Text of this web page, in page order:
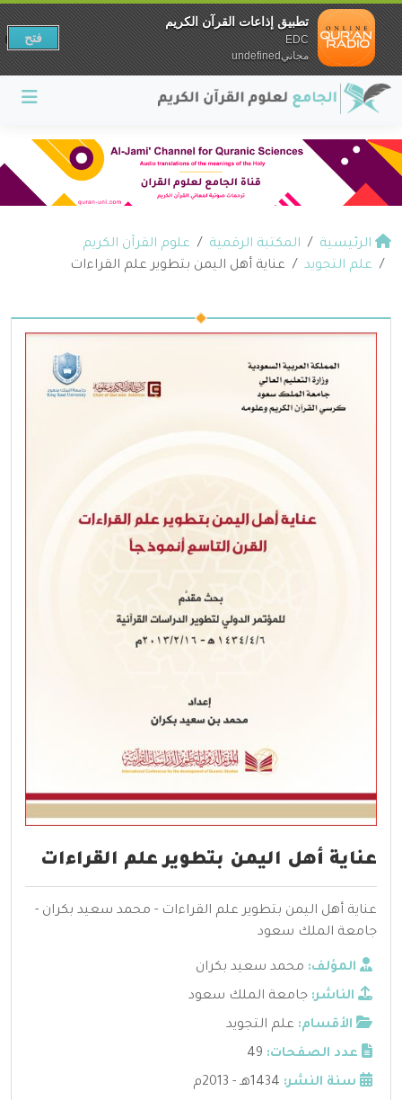
الرئيسية المكتبة الرقمية
علوم القرآن الكريم
علم التجويد
عناية أهل اليمن بتطوير علم القراءات
عناية أهل اليمن بتطوير علم القراءات
عناية أهل اليمن بتطوير علم القراءات - محمد سعيد بكران -
جامعة الملك سعود
المؤلف: محمد سعيد بكران
الناشر: جامعة الملك سعود
الأقسام: علم التجويد
عدد الصفحات: 49
سنة النشر: 1434هـ - 2013م
تطبيق إذاعات القرآن الكريم
EDC
مجانيundefined
فتح